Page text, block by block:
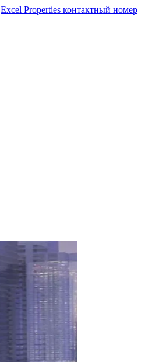
Excel Properties контактный номер